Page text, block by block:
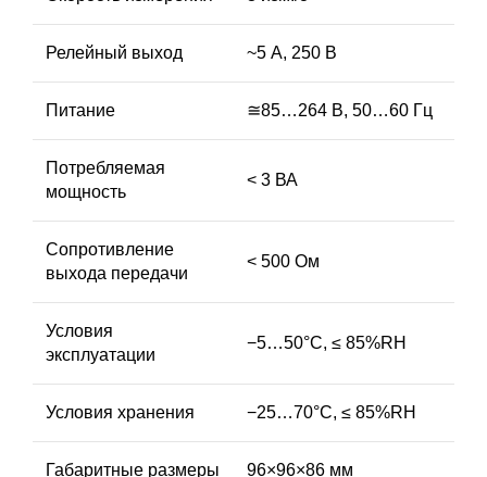
Релейный выход ~5 А, 250 В
Питание ≅85…264 В, 50…60 Гц
Потребляемая
мощность
< 3 ВА
Сопротивление
выхода передачи
< 500 Ом
Условия
эксплуатации
−5…50°С, ≤ 85%RH
Условия хранения −25…70°С, ≤ 85%RH
Габаритные размеры 96×96×86 мм